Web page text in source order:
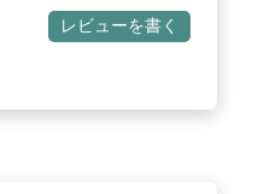
レビューを書く